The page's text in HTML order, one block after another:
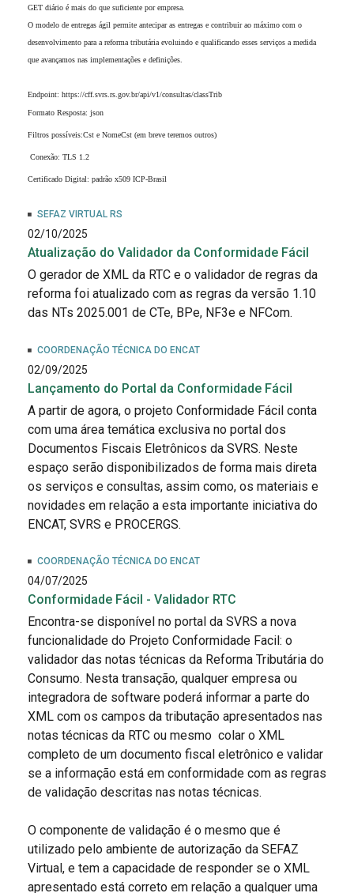
GET diário é mais do que suficiente por empresa.
O modelo de entregas ágil permite antecipar as entregas e contribuir ao máximo com o
desenvolvimento para a reforma tributária evoluindo e qualificando esses serviços a medida
que avançamos nas implementações e definições.
Endpoint: https://cff.svrs.rs.gov.br/api/v1/consultas/classTrib
Formato Resposta: json
Filtros possíveis:Cst e NomeCst (em breve teremos outros)
Conexão: TLS 1.2
Certificado Digital: padrão x509 ICP-Brasil
SEFAZ VIRTUAL RS
02/10/2025
Atualização do Validador da Conformidade Fácil
O gerador de XML da RTC e o validador de regras da
reforma foi atualizado com as regras da versão 1.10
das NTs 2025.001 de CTe, BPe, NF3e e NFCom.
COORDENAÇÃO TÉCNICA DO ENCAT
02/09/2025
Lançamento do Portal da Conformidade Fácil
A partir de agora, o projeto Conformidade Fácil conta
com uma área temática exclusiva no portal dos
Documentos Fiscais Eletrônicos da SVRS. Neste
espaço serão disponibilizados de forma mais direta
os serviços e consultas, assim como, os materiais e
novidades em relação a esta importante iniciativa do
ENCAT, SVRS e PROCERGS.
COORDENAÇÃO TÉCNICA DO ENCAT
04/07/2025
Conformidade Fácil - Validador RTC
Encontra-se disponível no portal da SVRS a nova
funcionalidade do Projeto Conformidade Facil: o
validador das notas técnicas da Reforma Tributária do
Consumo. Nesta transação, qualquer empresa ou
integradora de software poderá informar a parte do
XML com os campos da tributação apresentados nas
notas técnicas da RTC ou mesmo colar o XML
completo de um documento fiscal eletrônico e validar
se a informação está em conformidade com as regras
de validação descritas nas notas técnicas.
O componente de validação é o mesmo que é
utilizado pelo ambiente de autorização da SEFAZ
Virtual, e tem a capacidade de responder se o XML
apresentado está correto em relação a qualquer uma